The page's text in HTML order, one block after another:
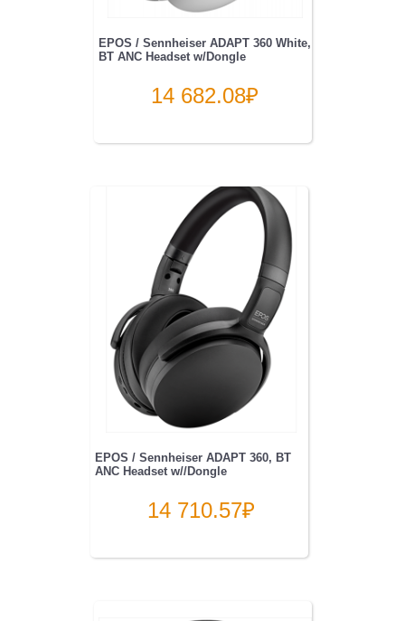
EPOS / Sennheiser ADAPT 360 White,
BT ANC Headset w/Dongle
14 682.08₽
EPOS / Sennheiser ADAPT 360, BT
ANC Headset w//Dongle
14 710.57₽